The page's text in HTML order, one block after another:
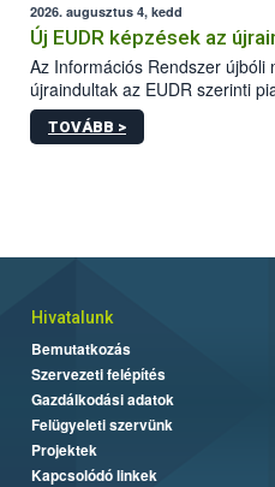
higiéniai szabályok betartása, a
maradékok szakszerű tárolása.
biztonsági Hivatal (Nébih)
biztonságos grillezés
2026. augusztus 4, kedd
Új EUDR képzések az
Az Információs Rendszer újbóli
újraindultak az EUDR szerinti
képzések.
TOVÁBB >
Hivatalunk
Bemutatkozás
Szervezeti felépítés
Gazdálkodási adatok
Felügyeleti szervünk
Projektek
Kapcsolódó linkek